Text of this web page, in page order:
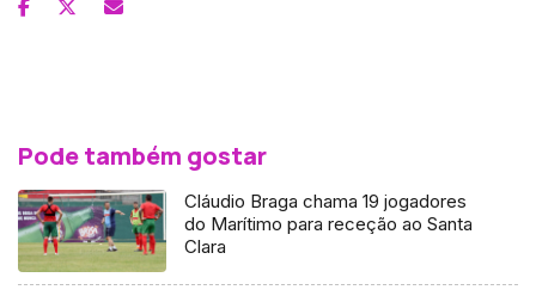
Pode também gostar
Cláudio Braga chama 19 jogadores
do Marítimo para receção ao Santa
Clara